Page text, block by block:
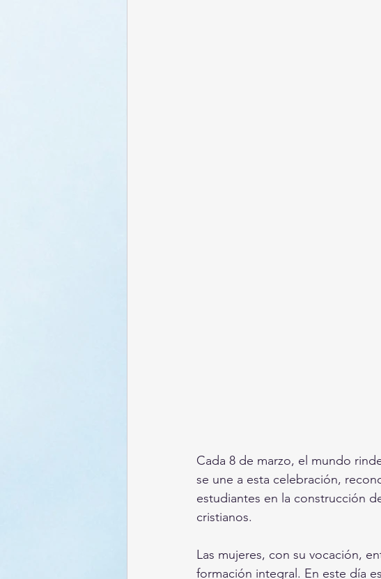
Cada 8 de marzo, el mundo
se une a esta celebración,
estudiantes en la construcción
cristianos.
Las mujeres, con su vocación,
formación integral. En este día